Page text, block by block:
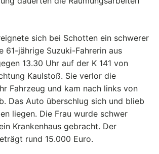
sich bei Schotten ein schwerer
61-jährige Suzuki-Fahrerin aus
13.30 Uhr auf der K 141 von
Kaulstoß. Sie verlor die
Fahrzeug und kam nach links von
Das Auto überschlug sich und blieb
liegen. Die Frau wurde schwer
Krankenhaus gebracht. Der
rund 15.000 Euro.